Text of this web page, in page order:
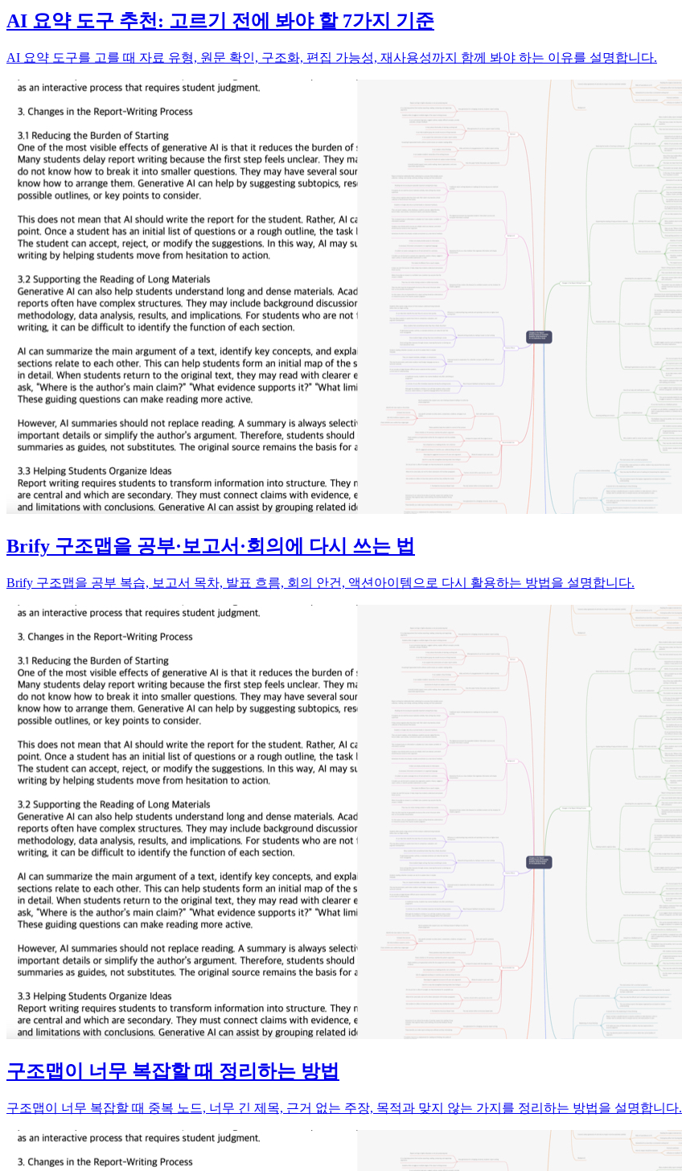
AI 요약 도구 추천: 고르기 전에 봐야 할 7가지 기준
AI 요약 도구를 고를 때 자료 유형, 원문 확인, 구조화, 편집 가능성, 재사용성까지 함께 봐야 하는 이유를 설명합니다.
Brify 구조맵을 공부·보고서·회의에 다시 쓰는 법
Brify 구조맵을 공부 복습, 보고서 목차, 발표 흐름, 회의 안건, 액션아이템으로 다시 활용하는 방법을 설명합니다.
구조맵이 너무 복잡할 때 정리하는 방법
구조맵이 너무 복잡할 때 중복 노드, 너무 긴 제목, 근거 없는 주장, 목적과 맞지 않는 가지를 정리하는 방법을 설명합니다.